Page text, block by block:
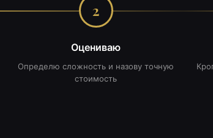
2
Оцениваю
Определю сложность и назову точную
стоимость